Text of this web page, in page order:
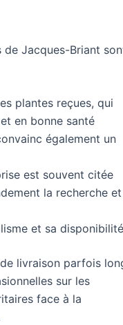
de Jacques-Briant
plantes reçues, qui
en bonne santé
également un
est souvent citée
la recherche et
et sa disponibilité
livraison parfois
sur les
face à la